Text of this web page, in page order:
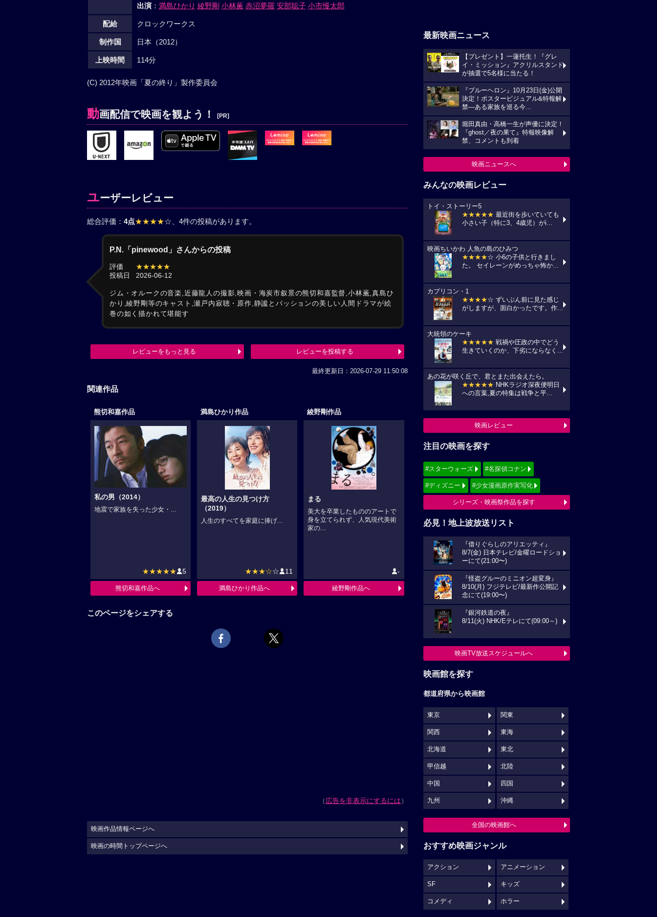
出演： 満島ひかり 綾野剛 小林薫 赤沼夢羅 安部聡子 小市慢太郎
配給 クロックワークス
制作国 日本（2012）
上映時間 114分
(C) 2012年映画「夏の終り」製作委員会
動画配信で映画を観よう！ [PR]
ユーザーレビュー
総合評価： 4点★★★★☆ 、4件の投稿があります。
P.N.「pinewood」さんからの投稿
評価
★★★★★
投稿日
2026-06-12
ジム・オルークの音楽,近藤龍人の撮影,映画・海炭市叙景の熊切和嘉監督,小林薫,真島ひ
かり,綾野剛等のキャスト,瀬戸内寂聴・原作,静謐とパッションの美しい人間ドラマが絵
巻の如く描かれて堪能す
レビューをもっと見る レビューを投稿する
最終更新日：2026-07-29 11:50:08
関連作品
熊切和嘉作品
私の男（2014）
地震で家族を失った少女・...
★★★★★ 5
熊切和嘉作品へ
満島ひかり作品
最高の人生の見つけ方
（2019）
人生のすべてを家庭に捧げ...
★★★☆☆ 11
満島ひかり作品へ
綾野剛作品
まる
美大を卒業したもののアートで
身を立てられず、人気現代美術
家の...
-
綾野剛作品へ
このページをシェアする
（広告を非表示にするには）
最新映画ニュース
【プレゼント】一蓮托生！『グレ
イ・ミッション』アクリルスタンド
が抽選で5名様に当たる！
『ブルーヘロン』10月23日(金)公開
決定！ポスタービジュアル&特報解
禁―ある家族を巡る今...
堀田真由・高橋一生が声優に決定！
『ghost／夜の果て』特報映像解
禁、コメントも到着
映画ニュースへ
みんなの映画レビュー
トイ・ストーリー5
★★★★★ 最近街を歩いていても
小さい子（特に3、4歳児）がi...
映画ちいかわ 人魚の島のひみつ
★★★★☆ 小6の子供と行きまし
た。 セイレーンがめっちゃ怖か...
カプリコン・1
★★★★☆ ずいぶん前に見た感じ
がしますが、面白かったです。作...
大統領のケーキ
★★★★★ 戦禍や圧政の中でどう
生きていくのか、下劣にならなく...
あの花が咲く丘で、君とまた出会えたら。
★★★★★ NHKラジオ深夜便明日
への言葉,夏の特集は戦争と平...
映画レビュー
注目の映画を探す
#スターウォーズ #名探偵コナン
#ディズニー #少女漫画原作実写化
シリーズ・映画祭作品を探す
必見！地上波放送リスト
『借りぐらしのアリエッティ』
8/7(金) 日本テレビ/金曜ロードショ
ーにて(21:00〜)
『怪盗グルーのミニオン超変身』
8/10(月) フジテレビ/最新作公開記
念にて(19:00〜)
『銀河鉄道の夜』
8/11(火) NHK/Eテレにて(09:00～)
映画TV放送スケジュールへ
映画館を探す
都道府県から映画館
東京 関東
関西 東海
北海道 東北
甲信越 北陸
中国 四国
九州 沖縄
全国の映画館へ
おすすめ映画ジャンル
アクション アニメーション
SF キッズ
コメディ ホラー
映画作品情報ページへ
映画の時間トップページへ